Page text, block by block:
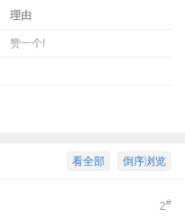
理由
赞一个!
倒序浏览
看全部
2#